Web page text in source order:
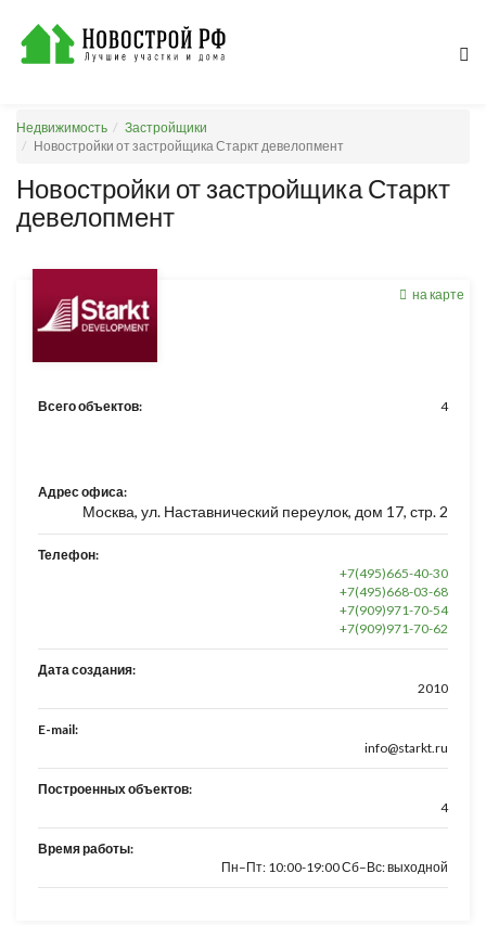
Недвижимость
Застройщики
Новостройки от застройщика Старкт девелопмент
Новостройки от застройщика Старкт
девелопмент
на карте
Всего объектов: 4
Адрес офиса:
Москва, ул. Наставнический переулок, дом 17, стр. 2
Телефон:
+7(495)665-40-30
+7(495)668-03-68
+7(909)971-70-54
+7(909)971-70-62
Дата создания:
2010
E-mail:
info@starkt.ru
Построенных объектов:
4
Время работы:
Пн–Пт: 10:00-19:00 Сб–Вс: выходной